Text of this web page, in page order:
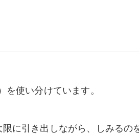
使い分けています。
に引き出しながら、しみるの